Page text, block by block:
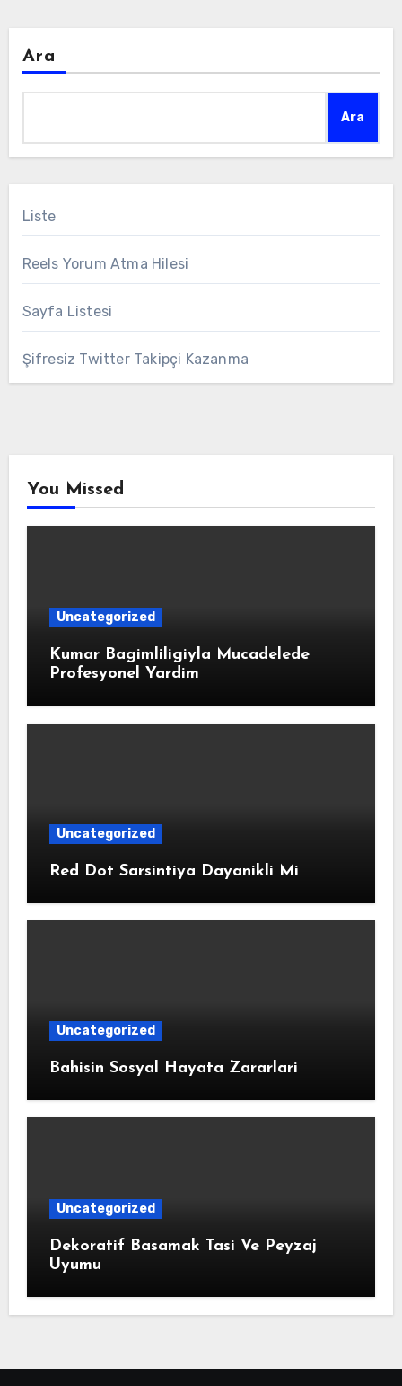
Ara
Ara
Liste
Reels Yorum Atma Hilesi
Sayfa Listesi
Şifresiz Twitter Takipçi Kazanma
You Missed
Uncategorized
Kumar Bagimliligiyla Mucadelede
Profesyonel Yardim
Uncategorized
Red Dot Sarsintiya Dayanikli Mi
Uncategorized
Bahisin Sosyal Hayata Zararlari
Uncategorized
Dekoratif Basamak Tasi Ve Peyzaj
Uyumu